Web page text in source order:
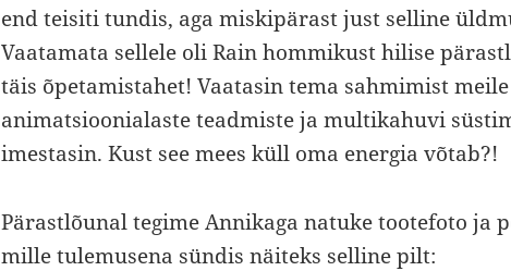
end teisiti tundis, aga miskipärast just selline
Vaatamata sellele oli Rain hommikust hilise
täis õpetamistahet! Vaatasin tema sahmimist meile
animatsioonialaste teadmiste ja multikahuvi
imestasin. Kust see mees küll oma energia võtab?!
Pärastlõunal tegime Annikaga natuke tootefoto ja
mille tulemusena sündis näiteks selline pilt: